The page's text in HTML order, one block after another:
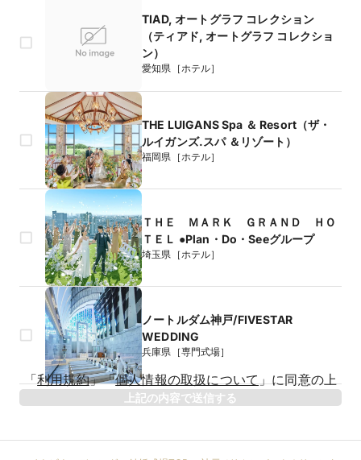
TIAD, オートグラフ コレクション
（ティアド, オートグラフ コレクショ
ン）
愛知県［ホテル］
THE LUIGANS Spa ＆ Resort（ザ・
ルイガンズ.スパ ＆リゾート）
福岡県［ホテル］
ＴＨＥ ＭＡＲＫ ＧＲＡＮＤ ＨＯ
ＴＥＬ ●Plan・Do・Seeグループ
埼玉県［ホテル］
ノートルダム神戸/FIVESTAR
WEDDING
兵庫県［専門式場］
生年月日
年
「利用規約」「個人情報の取扱について」に同意の上
上記の内容で送信する